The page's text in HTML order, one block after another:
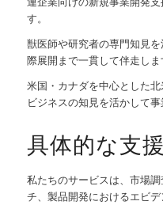
す。
獣医師や研究者の専門知見
際展開まで一貫して伴走しま
米国・カナダを中心とした
ビジネスの知見を活かして事
具体的な支
私たちのサービスは、市場
チ、製品開発におけるエビ